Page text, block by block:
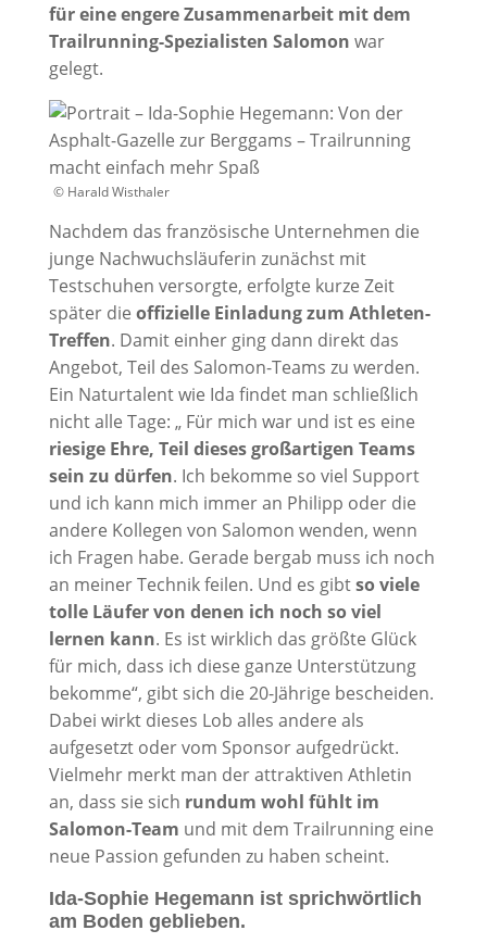
für eine engere Zusammenarbeit mit dem
Trailrunning-Spezialisten Salomon war
gelegt.
© Harald Wisthaler
Nachdem das französische Unternehmen die
junge Nachwuchsläuferin zunächst mit
Testschuhen versorgte, erfolgte kurze Zeit
später die offizielle Einladung zum Athleten-
Treffen. Damit einher ging dann direkt das
Angebot, Teil des Salomon-Teams zu werden.
Ein Naturtalent wie Ida findet man schließlich
nicht alle Tage: „ Für mich war und ist es eine
riesige Ehre, Teil dieses großartigen Teams
sein zu dürfen. Ich bekomme so viel Support
und ich kann mich immer an Philipp oder die
andere Kollegen von Salomon wenden, wenn
ich Fragen habe. Gerade bergab muss ich noch
an meiner Technik feilen. Und es gibtso viele
tolle Läufer von denen ich noch so viel
lernen kann. Es ist wirklich das größte Glück
für mich, dass ich diese ganze Unterstützung
bekomme“, gibt sich die 20-Jährige bescheiden.
Dabei wirkt dieses Lob alles andere als
aufgesetzt oder vom Sponsor aufgedrückt.
Vielmehr merkt man der attraktiven Athletin
an, dass sie sich rundum wohl fühlt im
Salomon-Team und mit dem Trailrunning eine
neue Passion gefunden zu haben scheint.
Ida-Sophie Hegemann ist sprichwörtlich
am Boden geblieben.